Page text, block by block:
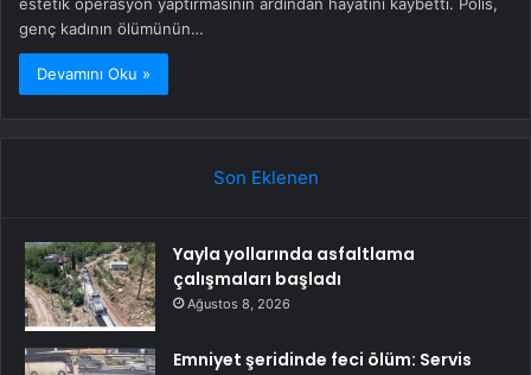
genç kadının ölümünün…
Devamını Oku »
Son Eklenen
Yayla yollarında asfaltlama
çalışmaları başladı
Ağustos 8, 2026
Emniyet şeridinde feci ölüm: Servis